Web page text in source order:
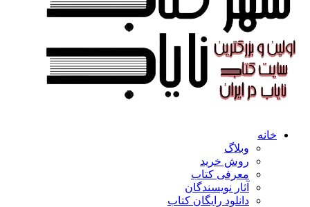
خانه
وبلاگ
روش خرید
معرفی کتاب
آثار نویسندگان
دانلود رایگان کتاب